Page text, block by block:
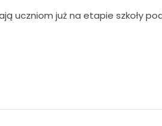
uczniom już na etapie szkoły